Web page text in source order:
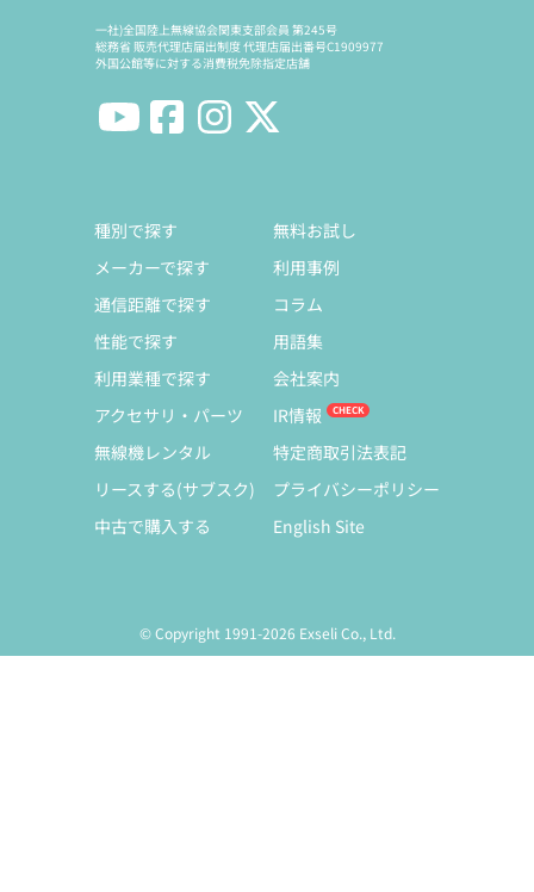
一社)全国陸上無線協会関東支部会員 第245号
総務省 販売代理店届出制度 代理店届出番号C1909977
外国公館等に対する消費税免除指定店舗
種別で探す
メーカーで探す
通信距離で探す
性能で探す
利用業種で探す
アクセサリ・パーツ
無線機レンタル
リースする(サブスク)
中古で購入する
無料お試し
利用事例
コラム
用語集
会社案内
IR情報
特定商取引法表記
プライバシーポリシー
English Site
© Copyright 1991-2026 Exseli Co., Ltd.